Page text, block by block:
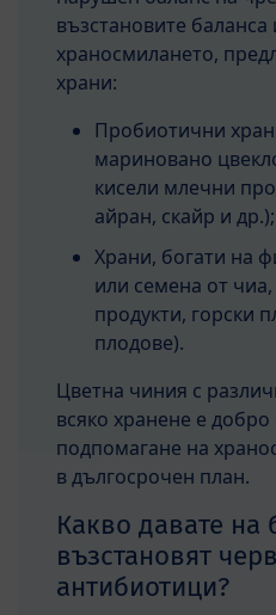
възстановите
храносмилането,
храни:
Пробиотични
мариновано
кисели млечни
айран, скайр и др.);
Храни, богати на
или семена от
продукти, горски
плодове).
Цветна чиния с
всяко хранене е
подпомагане на
в дългосрочен план.
Какво давате на
възстановят
антибиотици?